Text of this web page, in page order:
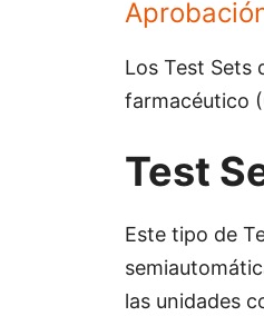
Los Test Sets
farmacéutico
Test
Este tipo de
las unidades